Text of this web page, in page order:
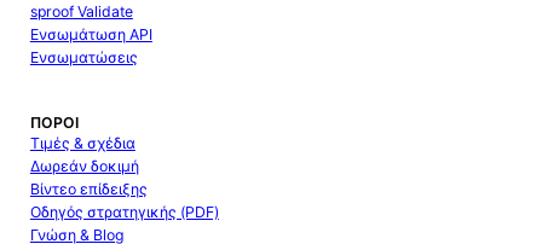
sproof Validate
Ενσωμάτωση API
Ενσωματώσεις
ΠΌΡΟΙ
Τιμές & σχέδια
Δωρεάν δοκιμή
Βίντεο επίδειξης
Οδηγός στρατηγικής (PDF)
Γνώση & Blog